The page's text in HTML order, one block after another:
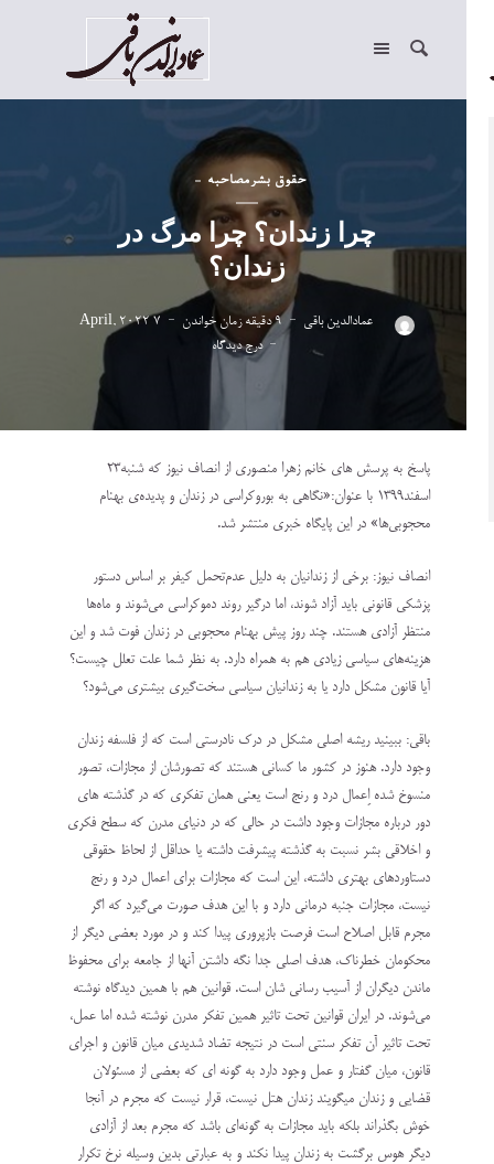
حقوق بشر مصاحبه
چرا زندان؟ چرا مرگ در
زندان؟
عمادالدین باقی 9 دقیقه زمان خواندن
7 April, 2022
درج دیدگاه
پاسخ به پرسش های خانم زهرا منصوری از انصاف نیوز که شنبه۲۳
اسفند۱۳۹۹ با عنوان:«نگاهی به بوروکراسی در زندان و پدیده‌ی بهنام
محجوبی‌ها» در این پایگاه خبری منتشر شد.
انصاف نیوز: برخی از زندانیان به دلیل عدم‌تحمل کیفر بر اساس دستور
پزشکی قانونی باید آزاد شوند، اما درگیر روند دموکراسی می‌شوند و ماه‌ها
منتظر آزادی هستند‌. چند روز پیش بهنام محجوبی در زندان فوت شد و این
هزینه‌های سیاسی زیادی هم به همراه دارد. به نظر شما علت تعلل چیست؟
آیا قانون مشکل دارد یا به زندانیان سیاسی سخت‌گیری بیشتری می‌شود؟
باقی: ببینید ریشه اصلی مشکل در درک نادرستی است که از فلسفه زندان
وجود دارد. هنوز در کشور ما کسانی هستند که تصورشان از مجازات، تصور
منسوخ شده اِعمال درد و رنج است یعنی همان تفکری که در گذشته های
دور درباره مجازات وجود داشت در حالی که در دنیای مدرن که سطح فکری
و اخلاقی بشر نسبت به گذشته پیشرفت داشته یا حداقل از لحاظ حقوقی
دستاوردهای بهتری داشته، این است که مجازات برای اعمال درد و رنج
نیست، مجازات جنبه درمانی دارد و با این هدف صورت می‌گیرد که اگر
مجرم قابل اصلاح است فرصت بازپروری پیدا کند و در مورد بعضی دیگر از
محکومان خطرناک، هدف اصلی جدا نگه داشتن آنها از جامعه برای محفوظ
ماندن دیگران از آسیب رسانی شان است. قوانین هم با همین دیدگاه نوشته
می‌شوند. در ایران قوانین تحت تاثیر همین تفکر مدرن نوشته شده اما عمل،
تحت تاثیر آن تفکر سنتی است در نتیجه تضاد شدیدی میان قانون و اجرای
قانون، میان گفتار و عمل وجود دارد به گونه ای که بعضی از مسئولان
قضایی و زندان میگویند زندان هتل نیست، قرار نیست که مجرم در آنجا
خوش بگذراند بلکه باید مجازات به گونه‌ای باشد که مجرم بعد از آزادی
دیگر هوس برگشت به زندان پیدا نکند و به عبارتی بدین وسیله نرخ تکرار